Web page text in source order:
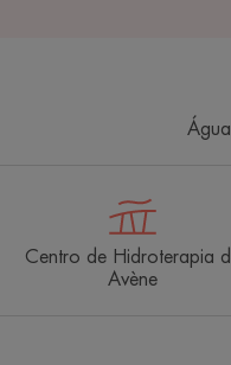
Centro de Hidroterapia
Avène